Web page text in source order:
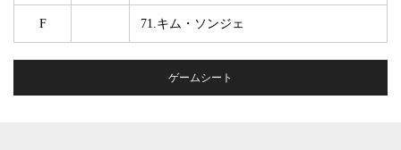
F 71.キム・ソンジェ
ゲームシート